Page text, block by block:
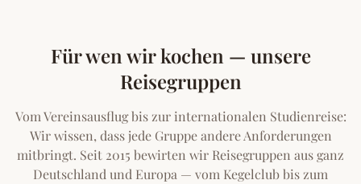
Für wen wir kochen — unsere
Reisegruppen
Vom Vereinsausflug bis zur internationalen Studienreise:
Wir wissen, dass jede Gruppe andere Anforderungen
mitbringt. Seit 2015 bewirten wir Reisegruppen aus ganz
Deutschland und Europa — vom Kegelclub bis zum